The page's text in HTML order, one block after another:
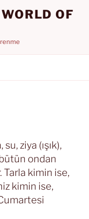
OF
ziya (ışık),
ondan
Tarla kimin ise,
kimin ise,